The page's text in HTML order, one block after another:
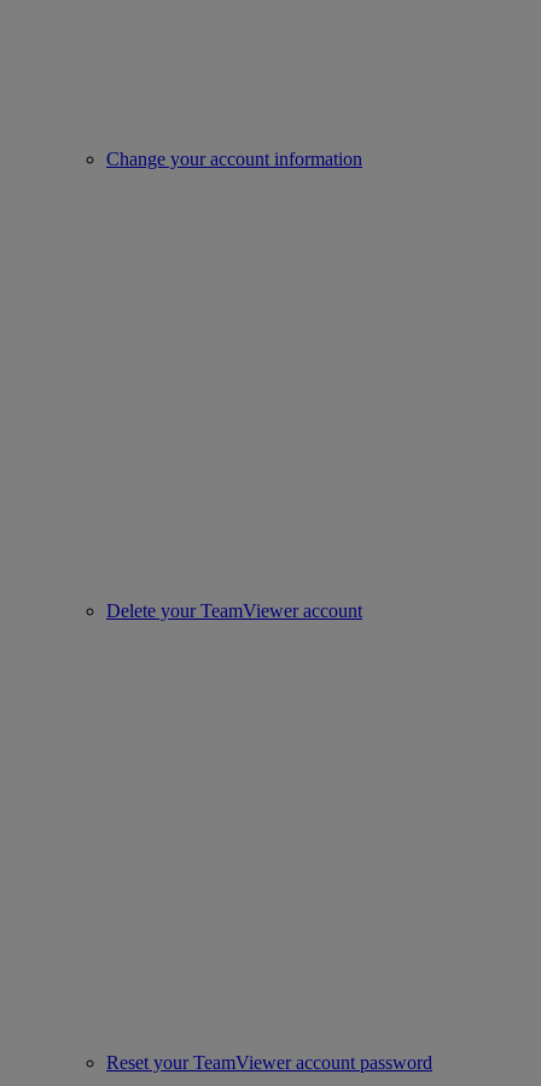
Change your account information
Delete your TeamViewer account
Reset your TeamViewer account password